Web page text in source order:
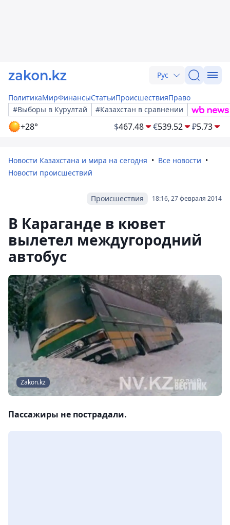
Рус
ПолитикаМирФинансыСтатьиПроисшествияПраво
#Выборы в Курултай
#Казахстан в сравнении
+28° $467.48 €539.52 ₽5.73
Новости Казахстана и мира на сегодня
Все новости
Новости происшествий
18:16, 27 февраля 2014
Происшествия
В Караганде в кювет
вылетел междугородний
автобус
Zakon.kz
Пассажиры не пострадали.